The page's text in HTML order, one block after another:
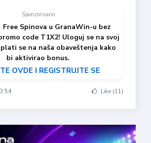
Sponzorisano
Free Spinova u GranaWin-u bez
code T1X2! Uloguj se na svoj
se na naša obaveštenja kako
bi aktivirao bonus.
OVDE I REGISTRUJTE SE
Like (11)